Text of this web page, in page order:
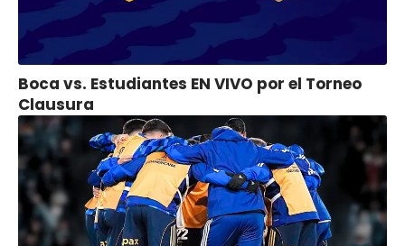
Boca vs. Estudiantes EN VIVO por el Torneo
Clausura